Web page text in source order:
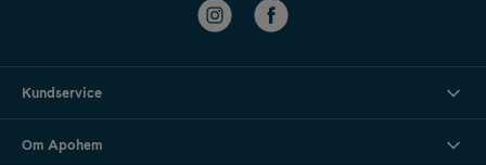
Kundservice
Om Apohem